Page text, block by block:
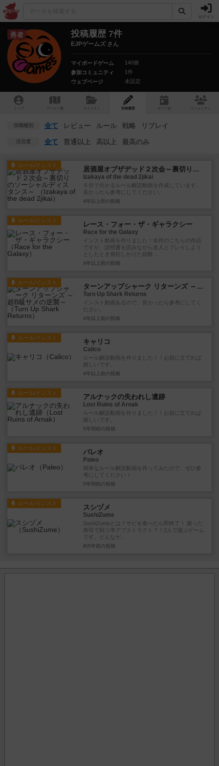
ログイン
勇者 投稿履歴 7件
EJPゲームズ さん
マイボードゲーム
140個
参加コミュニティ
1件
ウェブページ
未設定
トップ ゲーム一覧 マイリスト 投稿履歴 ボ ドゲ コミュニティ
投稿種別 全て レビュー ルール 戦略 リプレイ
注目度 全て 普通以上 高以上 最高のみ
ルール/インスト 居酒屋オブザデッド２次会～裏切りのソーシャルディスタンス～
Izakaya of the dead 2jikai
６分で分かるルール解説動画を作成しています。
良かったら参考にしてください。
4年以上前 の投稿
ルール/インスト レース・フォー・ザ・ギャラクシー
Race for the Galaxy
インスト動画を作りました！名作のこちらの作品
ですが、説明書を読みながら友人とプレイしよう
としたとき発狂しかけた経験...
4年以上前 の投稿
ルール/インスト ターンアップシャーク リターンズ ～超B級サメの逆襲～
Turn Up Shark Returns
インスト動画あるので、良かったら参考にしてく
ださい。
4年以上前 の投稿
ルール/インスト キャリコ
Calico
ルール解説動画を作りました！！お役に立てれば
嬉しいです。
4年以上前 の投稿
ルール/インスト アルナックの失われし遺跡
Lost Ruins of Arnak
ルール解説動画を作りました！！お役に立てれば
嬉しいです。
5年弱前 の投稿
ルール/インスト パレオ
Paleo
簡単なルール解説動画を作ってみたので、ぜひ参
考にしてください！
5年弱前 の投稿
ルール/インスト スシヅメ
SushiZume
SushiZumeとは？サビを食べたら即終了！ 握った
寿司で戦う準アブストラクト？！2人で遊ぶゲーム
です。どんなゲ...
約5年前 の投稿